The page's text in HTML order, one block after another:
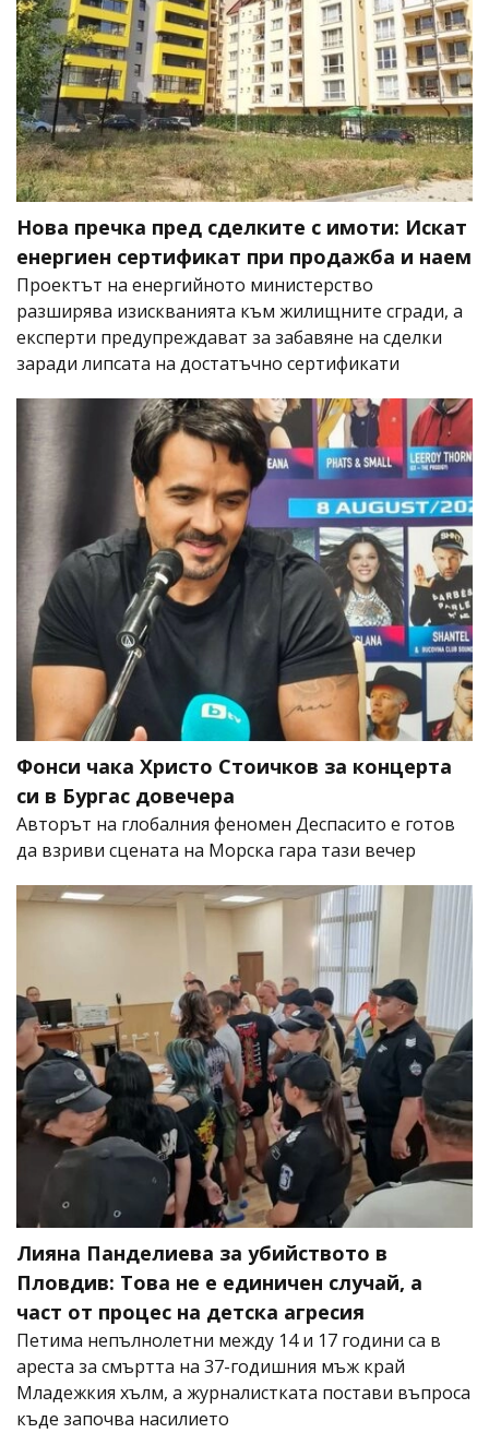
Нова пречка пред сделките с имоти: Искат
енергиен сертификат при продажба и наем
Проектът на енергийното министерство
разширява изискванията към жилищните сгради, а
експерти предупреждават за забавяне на сделки
заради липсата на достатъчно сертификати
Фонси чака Христо Стоичков за концерта
си в Бургас довечера
Авторът на глобалния феномен Деспасито е готов
да взриви сцената на Морска гара тази вечер
Лияна Панделиева за убийството в
Пловдив: Това не е единичен случай, а
част от процес на детска агресия
Петима непълнолетни между 14 и 17 години са в
ареста за смъртта на 37-годишния мъж край
Младежкия хълм, а журналистката постави въпроса
къде започва насилието